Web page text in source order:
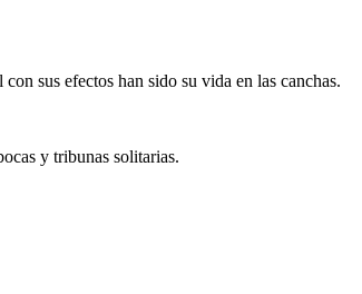
sus efectos han sido su vida en las canchas.
y tribunas solitarias.